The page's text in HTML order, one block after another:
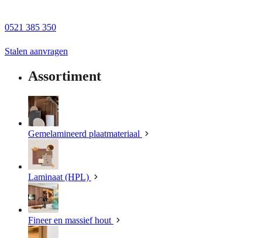
0521 385 350
Stalen aanvragen
Assortiment
Gemelamineerd plaatmateriaal
Laminaat (HPL)
Fineer en massief hout